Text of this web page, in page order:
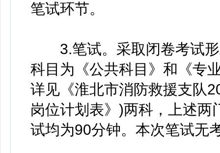
笔试环节。
3.笔试。采取闭卷考试形
科目为《公共科目》和《专
详见《淮北市消防救援支队
岗位计划表》)两科，上述
试均为90分钟。本次笔试无